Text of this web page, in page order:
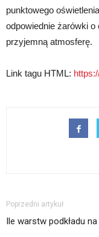
punktowego
odpowiednie żarówki o
przyjemną atmosferę.
Link tagu HTML:
Poprzedni artykuł
Ile warstw podkładu